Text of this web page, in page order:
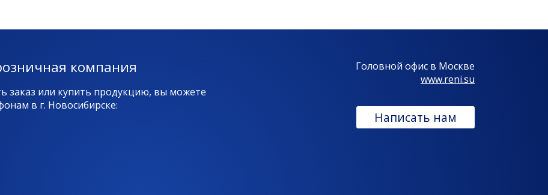
компания
заказ или купить продукцию, вы можете
в г. Новосибирске:
Головной офис в Москве
www.reni.su
Написать нам